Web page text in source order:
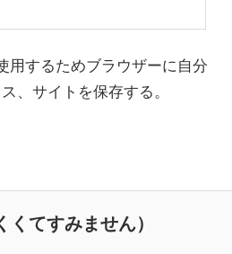
用するためブラウザーに自分
、サイトを保存する。
てすみません）